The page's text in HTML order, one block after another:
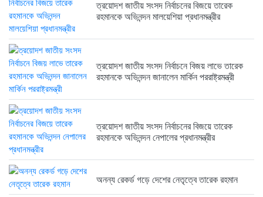
ত্রয়োদশ জাতীয় সংসদ নির্বাচনের বিজয়ে তারেক
রহমানকে অভিনন্দন মালয়েশিয়া প্রধানমন্ত্রীর
ত্রয়োদশ জাতীয় সংসদ নির্বাচনে বিজয় লাভে তারেক
রহমানকে অভিনন্দন জানালেন মার্কিন পররাষ্ট্রমন্ত্রী
ত্রয়োদশ জাতীয় সংসদ নির্বাচনের বিজয়ে তারেক
রহমানকে অভিনন্দন নেপালের প্রধানমন্ত্রীর
অনন্য রেকর্ড গড়ে দেশের নেতৃত্বে তারেক রহমান